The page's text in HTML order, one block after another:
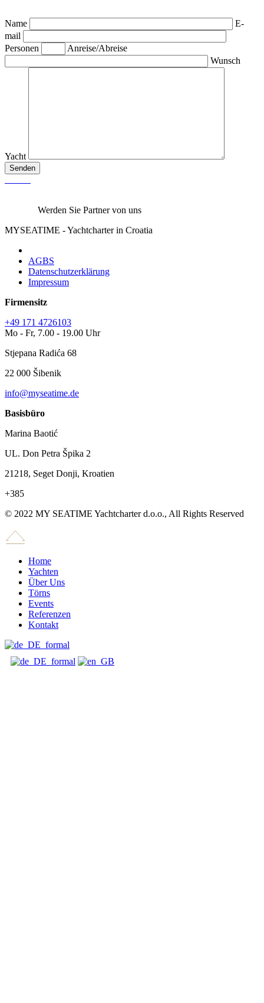
Name
E-
mail
Personen
Anreise/Abreise
Wunsch
Yacht
Senden
Werden Sie Partner von uns
MYSEATIME - Yachtcharter in Croatia
AGBS
Datenschutzerklärung
Impressum
Firmensitz
+49 171 4726103
Mo - Fr, 7.00 - 19.00 Uhr
Stjepana Radića 68
22 000 Šibenik
info@myseatime.de
Basisbüro
Marina Baotić
UL. Don Petra Špika 2
21218, Seget Donji, Kroatien
+385
© 2022 MY SEATIME Yachtcharter d.o.o., All Rights Reserved
Home
Yachten
Über Uns
Törns
Events
Referenzen
Kontakt